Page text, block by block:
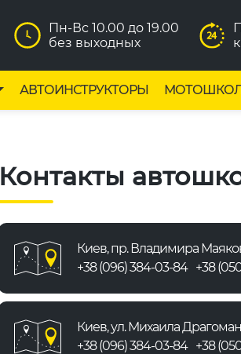
Пн-Вс 10.00 до 19.00
без выходных
АВТОИНСТРУКТОРЫ
Контакты
Киев, пр. Владимира
+38 (096) 384-03-84 +38
Киев, ул. Михаила
+38 (096) 384-03-84 +38